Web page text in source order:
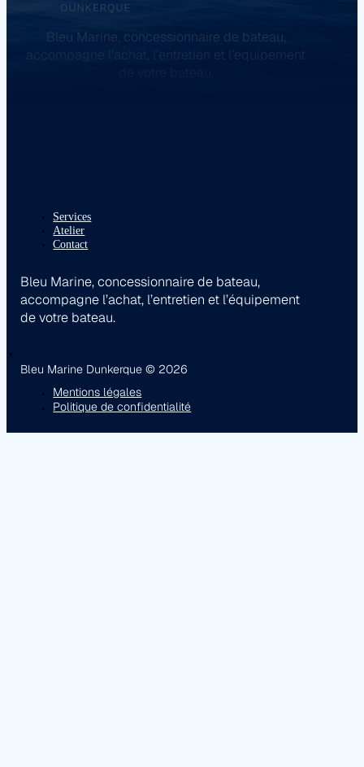
Bleu Marine, concessionnaire de bateau,
accompagne l’achat, l’entretien et l’équipement
Services
Atelier
Contact
Bleu Marine, concessionnaire de bateau,
accompagne l’achat, l’entretien et l’équipement
de votre bateau.
Bleu Marine Dunkerque © 2026
Mentions légales
Politique de confidentialité